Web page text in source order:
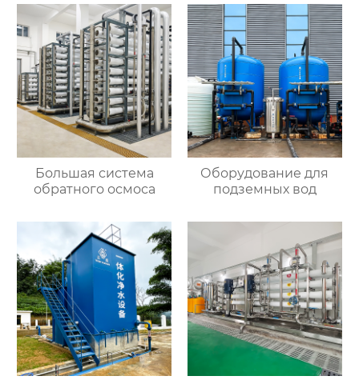
Большая система
обратного осмоса
Оборудование для
подземных вод